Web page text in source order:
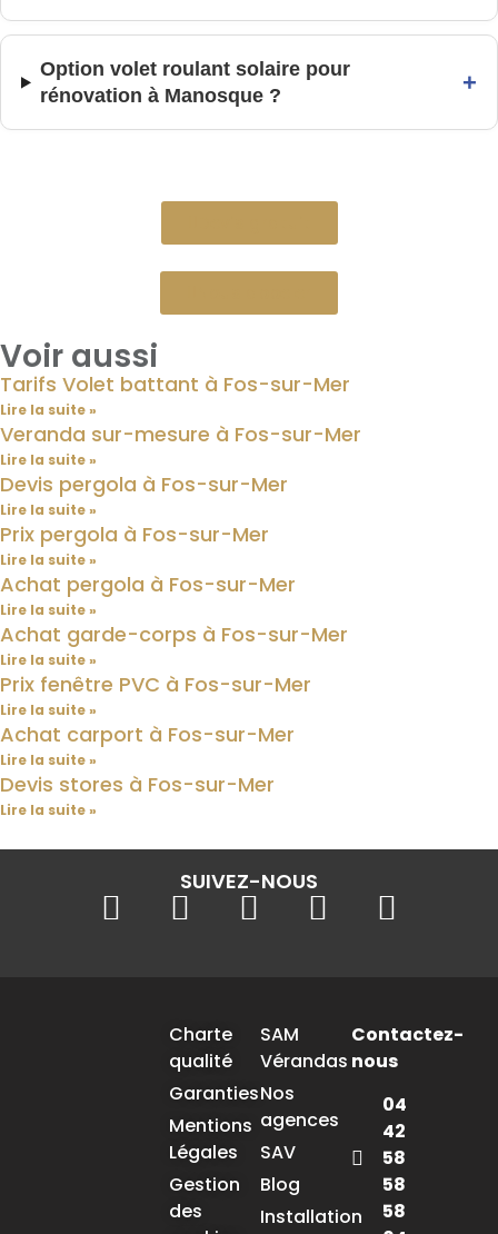
Option volet roulant solaire pour
rénovation à Manosque ?
+
Voir aussi
Tarifs Volet battant à Fos-sur-Mer
Lire la suite »
Veranda sur-mesure à Fos-sur-Mer
Lire la suite »
Devis pergola à Fos-sur-Mer
Lire la suite »
Prix pergola à Fos-sur-Mer
Lire la suite »
Achat pergola à Fos-sur-Mer
Lire la suite »
Achat garde-corps à Fos-sur-Mer
Lire la suite »
Prix fenêtre PVC à Fos-sur-Mer
Lire la suite »
Achat carport à Fos-sur-Mer
Lire la suite »
Devis stores à Fos-sur-Mer
Lire la suite »
SUIVEZ-NOUS
Charte
qualité
Garanties
Mentions
Légales
Gestion
des
SAM
Vérandas
Nos
agences
SAV
Blog
Installation
Contactez-
nous
04
42
58
58
58